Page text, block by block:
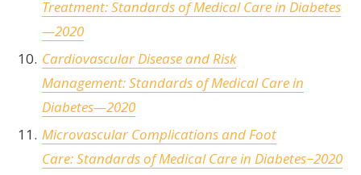
Treatment:Standards of Medical Care in Diabetes
—2020
Cardiovascular Disease and Risk
Management:Standards of Medical Care in
Diabetes—2020
Microvascular Complications and Foot
Care:Standards of Medical Care in Diabetes−2020